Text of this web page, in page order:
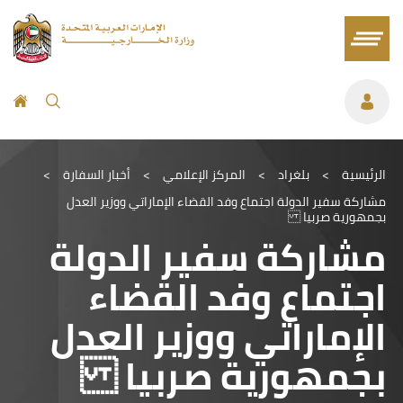
الرئيسية > بلغراد > المركز الإعلامي > أخبار السفارة >
مشاركة سفير الدولة اجتماع وفد القضاء الإماراتي ووزير العدل
بجمهورية صربيا
مشاركة سفير الدولة
اجتماع وفد القضاء
الإماراتي ووزير العدل
بجمهورية صربيا